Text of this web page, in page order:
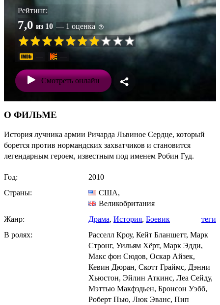
Рейтинг:
7,0 из 10 — 1 оценка
— —
Смотреть онлайн
О ФИЛЬМЕ
История лучника армии Ричарда Львиное Сердце, который
борется против нормандских захватчиков и становится
легендарным героем, известным под именем Робин Гуд.
Год:
2010
Страны:
США,
Великобритания
Жанр:
Драма, История, Боевик
теги
В ролях:
Расселл Кроу, Кейт Бланшетт, Марк
Стронг, Уильям Хёрт, Марк Эдди,
Макс фон Сюдов, Оскар Айзек,
Кевин Дюран, Скотт Граймс, Дэнни
Хьюстон, Эйлин Аткинс, Леа Сейду,
Мэттью Макфэдьен, Бронсон Уэбб,
Роберт Пью, Люк Эванс, Пип